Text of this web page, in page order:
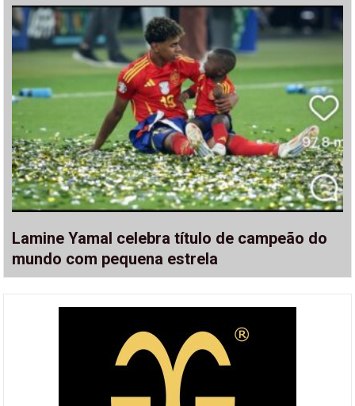
Lamine Yamal celebra título de campeão do
mundo com pequena estrela